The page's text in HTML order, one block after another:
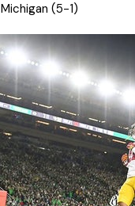
Michigan (5-1)